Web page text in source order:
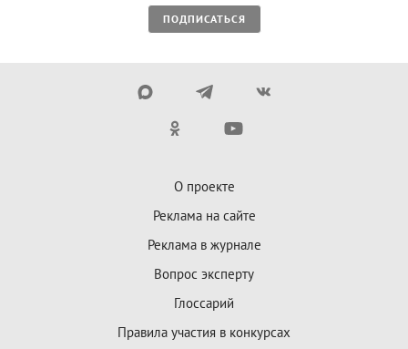
ПОДПИСАТЬСЯ
О проекте
Реклама на сайте
Реклама в журнале
Вопрос эксперту
Глоссарий
Правила участия в конкурсах